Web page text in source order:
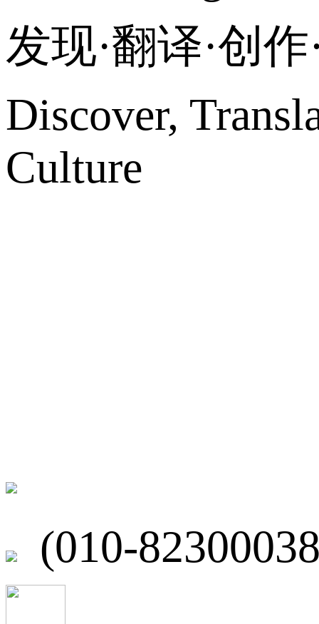
发现·翻译·创
Discover,
Culture
(010-